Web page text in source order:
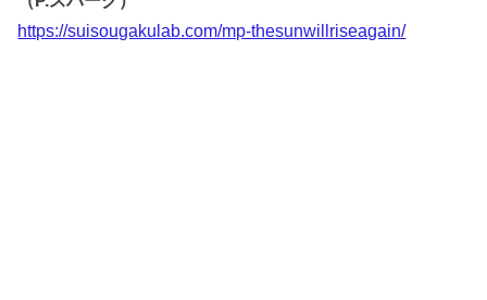
https://suisougakulab.com/mp-thesunwillriseagain/